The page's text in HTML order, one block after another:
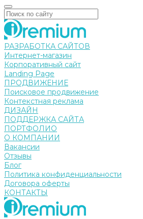
РАЗРАБОТКА САЙТОВ
Интернет-магазин
Корпоративный сайт
Landing Page
ПРОДВИЖЕНИЕ
Поисковое продвижение
Контекстная реклама
ДИЗАЙН
ПОДДЕРЖКА САЙТА
ПОРТФОЛИО
О КОМПАНИИ
Вакансии
Отзывы
Блог
Политика конфиденциальности
Договора оферты
КОНТАКТЫ